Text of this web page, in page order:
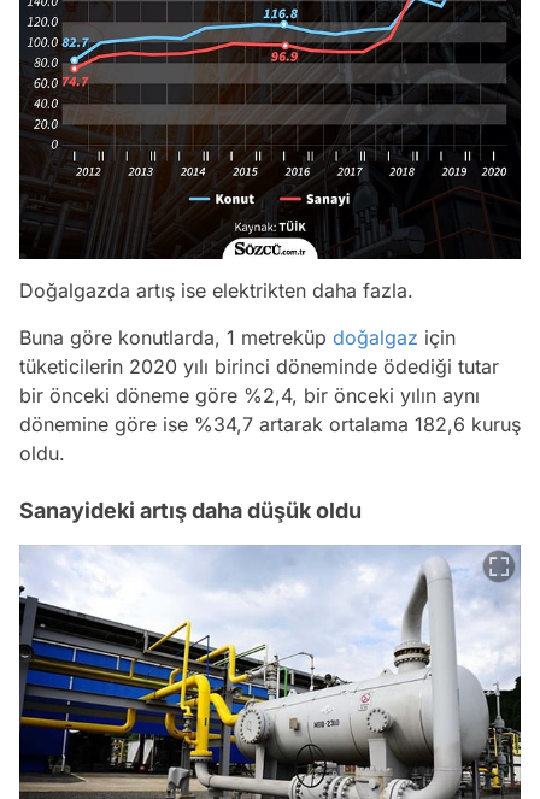
Doğalgazda artış ise elektrikten daha fazla.
Buna göre konutlarda, 1 metreküp doğalgaz için
tüketicilerin 2020 yılı birinci döneminde ödediği tutar
bir önceki döneme göre %2,4, bir önceki yılın aynı
dönemine göre ise %34,7 artarak ortalama 182,6 kuruş
oldu.
Sanayideki artış daha düşük oldu